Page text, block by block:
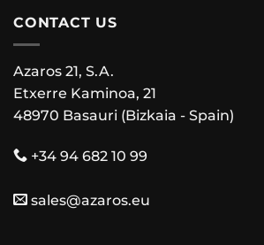
CONTACT US
Azaros 21, S.A.
Etxerre Kaminoa, 21
48970 Basauri (Bizkaia - Spain)
+34 94 682 10 99
sales@azaros.eu